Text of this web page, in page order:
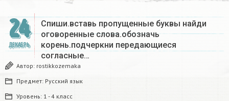
24
ДЕКАБРЬ
Спиши.вставь пропущенные буквы найди
оговоренные слова.обозначь
корень.подчеркни передающиеся
согласные…
Автор: rostikkozemaka
Предмет: Русский язык
Уровень: 1 - 4 класс